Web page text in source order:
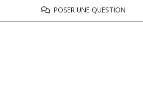
POSER UNE QUESTION